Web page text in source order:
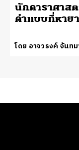
นักดาราศาส
ดำแบบที่หาย
โดย อาจวรงค์ จันท